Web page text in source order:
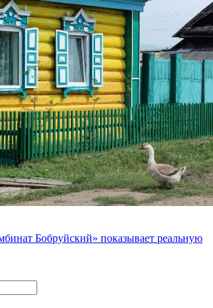
Бобруйский» показывает реальную